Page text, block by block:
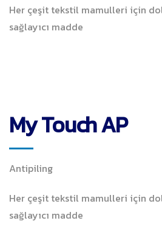
Her çeşit tekstil mamulleri için
sağlayıcı madde
My Touch AP
Antipiling
Her çeşit tekstil mamulleri için
sağlayıcı madde